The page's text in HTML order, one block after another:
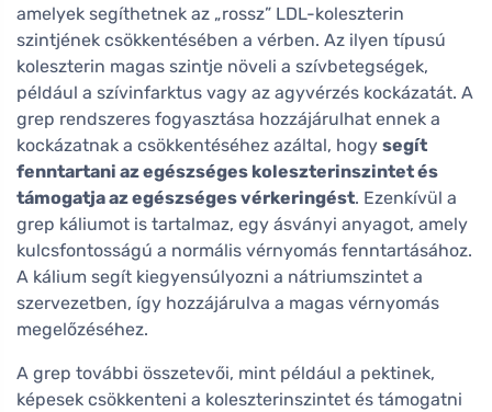
amelyek segíthetnek az „rossz” LDL-koleszterin
szintjének csökkentésében a vérben. Az ilyen típusú
koleszterin magas szintje növeli a szívbetegségek,
például a szívinfarktus vagy az agyvérzés kockázatát. A
grep rendszeres fogyasztása hozzájárulhat ennek a
kockázatnak a csökkentéséhez azáltal, hogy segít
fenntartani az egészséges koleszterinszintet és
támogatja az egészséges vérkeringést. Ezenkívül a
grep káliumot is tartalmaz, egy ásványi anyagot, amely
kulcsfontosságú a normális vérnyomás fenntartásához.
A kálium segít kiegyensúlyozni a nátriumszintet a
szervezetben, így hozzájárulva a magas vérnyomás
megelőzéséhez.
A grep további összetevői, mint például a pektinek,
képesek csökkenteni a koleszterinszintet és támogatni